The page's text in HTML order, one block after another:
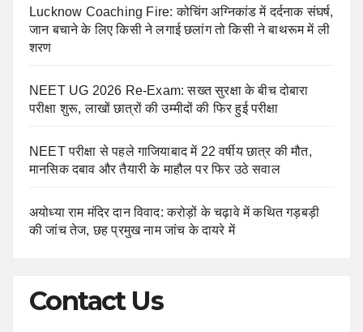
Lucknow Coaching Fire: कोचिंग अग्निकांड में दर्दनाक संघर्ष,
जान बचाने के लिए किसी ने लगाई छलांग तो किसी ने बाथरूम में ली
शरण
NEET UG 2026 Re-Exam: सख्त सुरक्षा के बीच दोबारा
परीक्षा शुरू, लाखों छात्रों की उम्मीदों की फिर हुई परीक्षा
NEET परीक्षा से पहले गाजियाबाद में 22 वर्षीय छात्र की मौत,
मानसिक दबाव और तैयारी के माहौल पर फिर उठे सवाल
अयोध्या राम मंदिर दान विवाद: करोड़ों के चढ़ावे में कथित गड़बड़ी
की जांच तेज, छह प्रमुख नाम जांच के दायरे में
Contact Us